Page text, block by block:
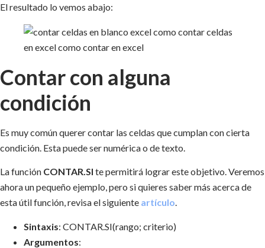
El resultado lo vemos abajo:
Contar con alguna
condición
Es muy común querer contar las celdas que cumplan con cierta
condición. Esta puede ser numérica o de texto.
La función CONTAR.SI te permitirá lograr este objetivo. Veremos
ahora un pequeño ejemplo, pero si quieres saber más acerca de
esta útil función, revisa el siguiente artículo.
Sintaxis: CONTAR.SI(rango; criterio)
Argumentos: